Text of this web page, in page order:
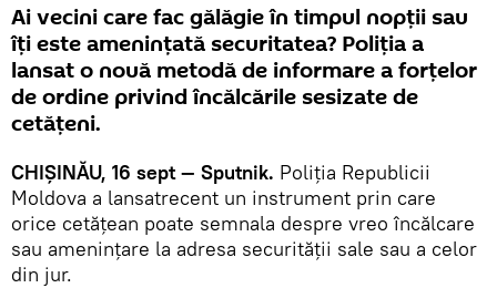
Ai vecini care fac gălăgie în timpul nopții sau
îți este amenințată securitatea? Poliția a
lansat o nouă metodă de informare a forțelor
de ordine privind încălcările sesizate de
cetățeni.
CHIȘINĂU, 16 sept — Sputnik. Poliția Republicii
Moldova a lansatrecent un instrument prin care
orice cetățean poate semnala despre vreo încălcare
sau amenințare la adresa securității sale sau a celor
din jur.